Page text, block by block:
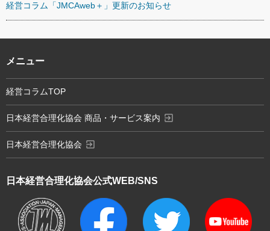
経営コラム「JMCAweb＋」更新のお知らせ
日本経営合理化協会公式WEB/SNS
メニュー
経営コラムTOP
日本経営合理化協会 商品・サービス案内 exit_to_app
日本経営合理化協会 exit_to_app